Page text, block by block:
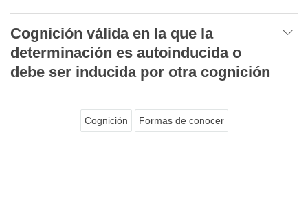
Cognición válida en la que la
determinación es autoinducida o
debe ser inducida por otra cognición
Cognición Formas de conocer